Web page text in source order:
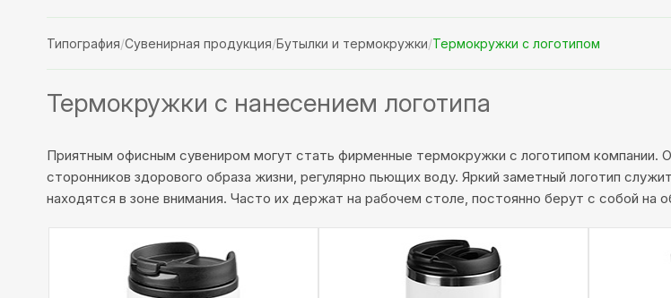
Типография/Сувенирная продукция/Бутылки и термокружки/Термокружки с логотипом
Термокружки с нанесением логотипа
Приятным офисным сувениром могут стать фирменные термокружки с логотипом компании.
сторонников здорового образа жизни, регулярно пьющих воду. Яркий заметный логотип
находятся в зоне внимания. Часто их держат на рабочем столе, постоянно берут с собой на